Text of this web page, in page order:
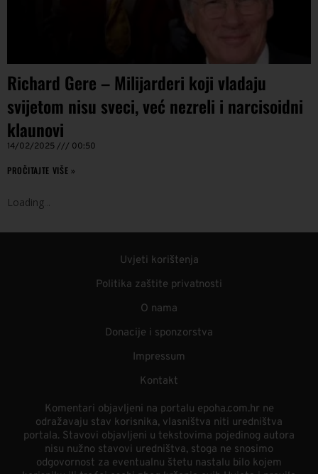
Richard Gere – Milijarderi koji vladaju
svijetom nisu sveci, već nezreli i narcisoidni
klaunovi
14/02/2025 00:50
PROČITAJTE VIŠE »
Loading .
Uvjeti korištenja
Politika zaštite privatnosti
O nama
Donacije i sponzorstva
Impressum
Kontakt
Komentari objavljeni na portalu epoha.com.hr ne
odražavaju stav korisnika, vlasništva niti uredništva
portala. Stavovi objavljeni u tekstovima pojedinog autora
nisu nužno stavovi uredništva, stoga ne snosimo
odgovornost za eventualnu štetu nastalu bilo kojem